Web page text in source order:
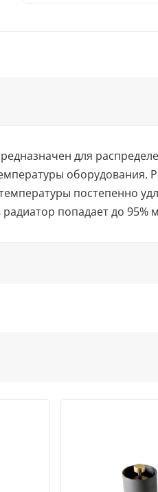
для
оборудования.
постепенно
попадает до 95%